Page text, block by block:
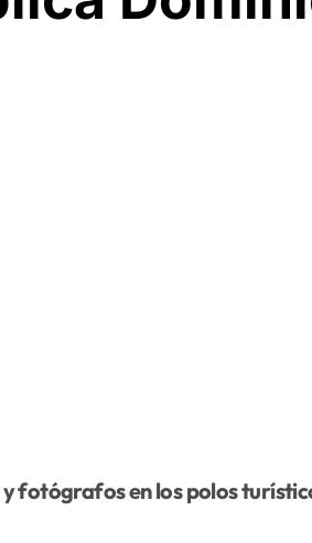
fotógrafos en los polos